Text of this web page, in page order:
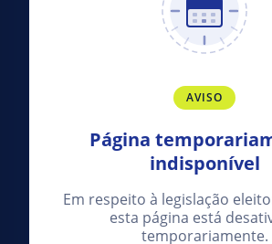
AVISO
Página
indisponível
Em respeito à legislação
esta página está
temporariamente.